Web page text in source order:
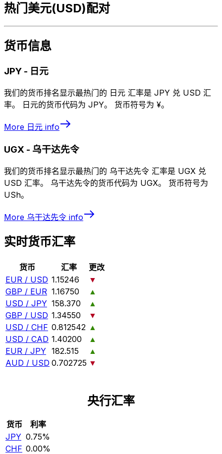
热门美元(USD)配对
货币信息
JPY - 日元
我们的货币排名显示最热门的 日元 汇率是 JPY 兑 USD 汇
率。 日元的货币代码为 JPY。 货币符号为 ¥。
More 日元 info
UGX - 乌干达先令
我们的货币排名显示最热门的 乌干达先令 汇率是 UGX 兑
USD 汇率。 乌干达先令的货币代码为 UGX。 货币符号为
USh。
More 乌干达先令 info
实时货币汇率
货币 汇率
更改
EUR / USD 1.15246
▼
GBP / EUR 1.16750
▲
USD / JPY 158.370
▲
GBP / USD 1.34550
▼
USD / CHF 0.812542 ▲
USD / CAD 1.40200
▲
EUR / JPY 182.515
▲
AUD / USD 0.702725 ▼
央行汇率
货币
利率
JPY 0.75%
CHF 0.00%